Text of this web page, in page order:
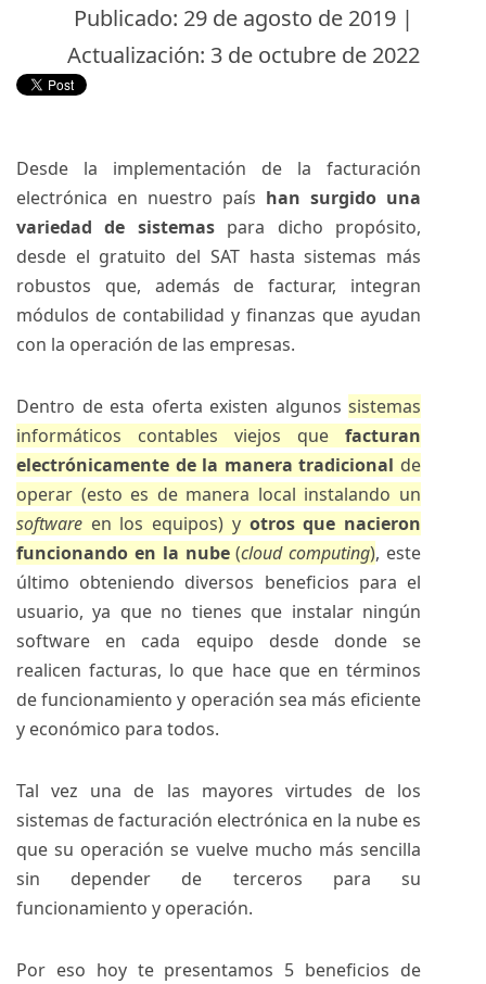
Publicado: 29 de agosto de 2019 |
Actualización: 3 de octubre de 2022
Desde la implementación de la facturación
electrónica en nuestro país han surgido una
variedad de sistemaspara dicho propósito,
desde el gratuito del SAT hasta sistemas más
robustos que, además de facturar, integran
módulos de contabilidad y finanzas que ayudan
con la operación de las empresas.
Dentro de esta oferta existen algunos sistemas
informáticos contables viejos que facturan
electrónicamente de la manera tradicional de
operar (esto es de manera local instalando un
software en los equipos) y otros que nacieron
funcionando en la nube(cloud computing), este
último obteniendo diversos beneficios para el
usuario, ya que no tienes que instalar ningún
software en cada equipo desde donde se
realicen facturas, lo que hace que en términos
de funcionamiento y operación sea más eficiente
y económico para todos.
Tal vez una de las mayores virtudes de los
sistemas de facturación electrónica en la nube es
que su operación se vuelve mucho más sencilla
sin depender de terceros para su
funcionamiento y operación.
Por eso hoy te presentamos 5 beneficios de